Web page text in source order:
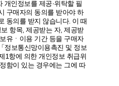
개인정보를 제공·위탁할 필
구매자의 동의를 받아야 하
동의를 받지 않습니다. 이 때
항목, 제공받는 자, 제공받
유ㆍ이용 기간 등을 구매자
정보통신망이용촉진 및 정보
1항에 의한 개인정보 취급위
함이 있는 경우에는 그에 따